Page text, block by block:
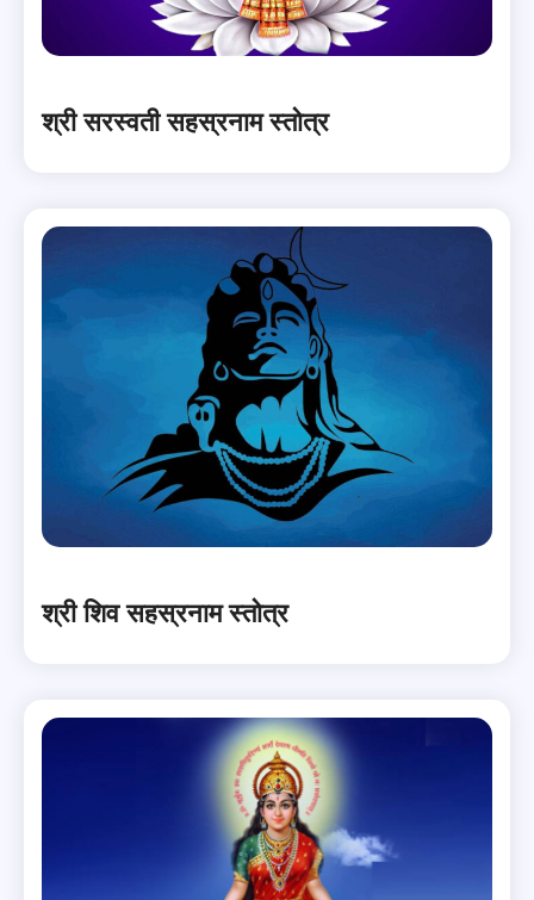
श्री सरस्वती सहस्रनाम स्तोत्र
श्री शिव सहस्रनाम स्तोत्र